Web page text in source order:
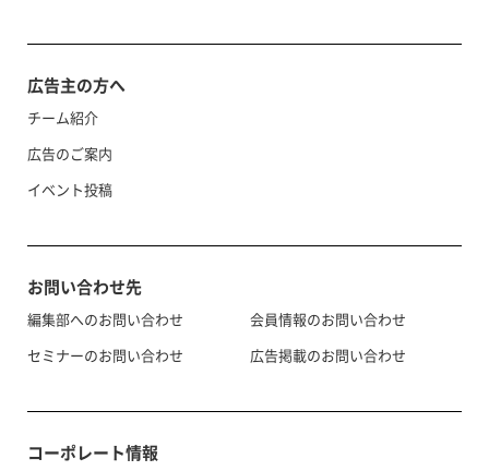
広告主の方へ
チーム紹介
広告のご案内
イベント投稿
お問い合わせ先
編集部へのお問い合わせ
セミナーのお問い合わせ
会員情報のお問い合わせ
広告掲載のお問い合わせ
コーポレート情報